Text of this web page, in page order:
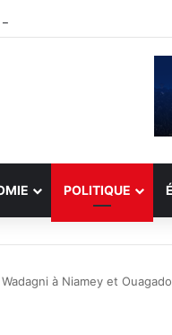
Libération record de 308
POLITIQUE
Wadagni à Niamey et